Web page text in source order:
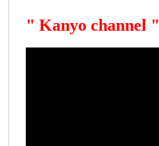
" Kanyo channel "